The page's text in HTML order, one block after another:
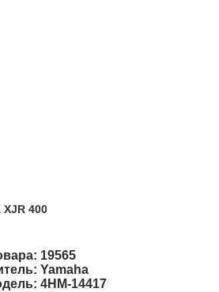
400
19565
Yamaha
4HM-14417